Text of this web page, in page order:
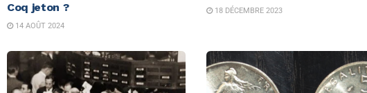
Coq jeton ?
14 AOÛT 2024
18 DÉCEMBRE 2023